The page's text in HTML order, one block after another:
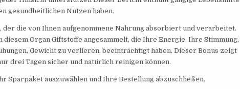
gesundheitlichen Nutzen haben.
die von Ihnen aufgenommene Nahrung absorbiert und verarbeitet.
diesem Organ Giftstoffe angesammelt, die Ihre Energie, Ihre
Gewicht zu verlieren, beeinträchtigt haben. Dieser Bonus zeigt
drei Tagen sicher und natürlich reinigen können.
Sparpaket auszuwählen und Ihre Bestellung abzuschließen.